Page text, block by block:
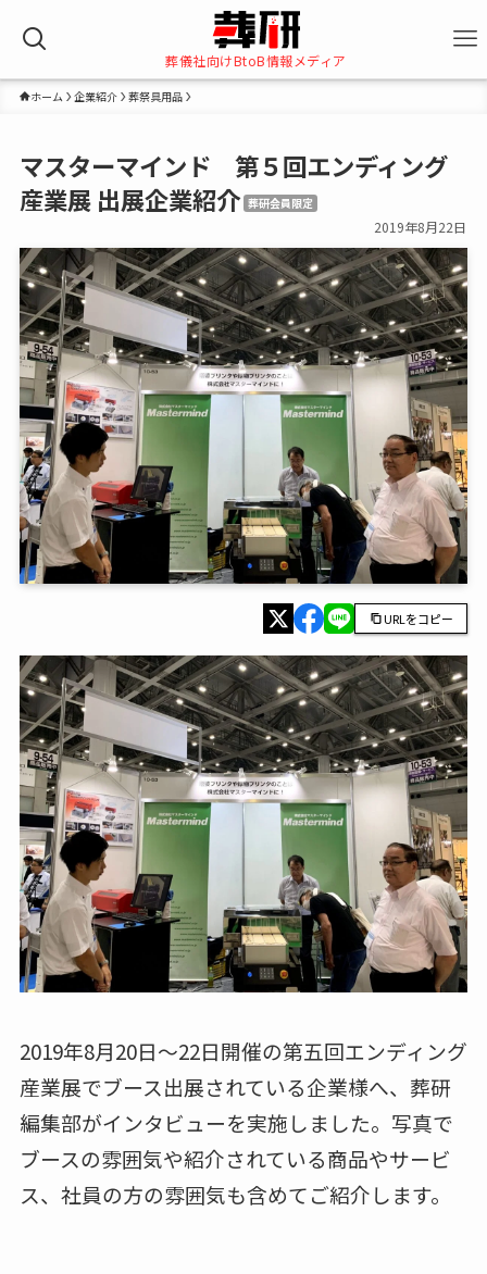
葬儀社向けBtoB情報メディア
ホーム 企業紹介 葬祭具用品
マスターマインド 第５回エンディング
産業展 出展企業紹介 葬研会員限定
2019年8月22日
URLをコピー
2019年8月20日～22日開催の第五回エンディング
産業展でブース出展されている企業様へ、葬研
編集部がインタビューを実施しました。写真で
ブースの雰囲気や紹介されている商品やサービ
ス、社員の方の雰囲気も含めてご紹介します。